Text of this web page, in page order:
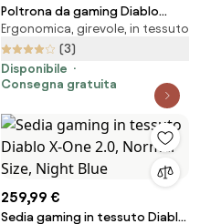
Poltrona da gaming Diablo
X.Eye Prime, Normal Size,
Nightwolf Moon
Ergonomica, girevole, in tessuto
(3)
Disponibile
Consegna gratuita
259,99 €
Sedia gaming in tessuto Diablo